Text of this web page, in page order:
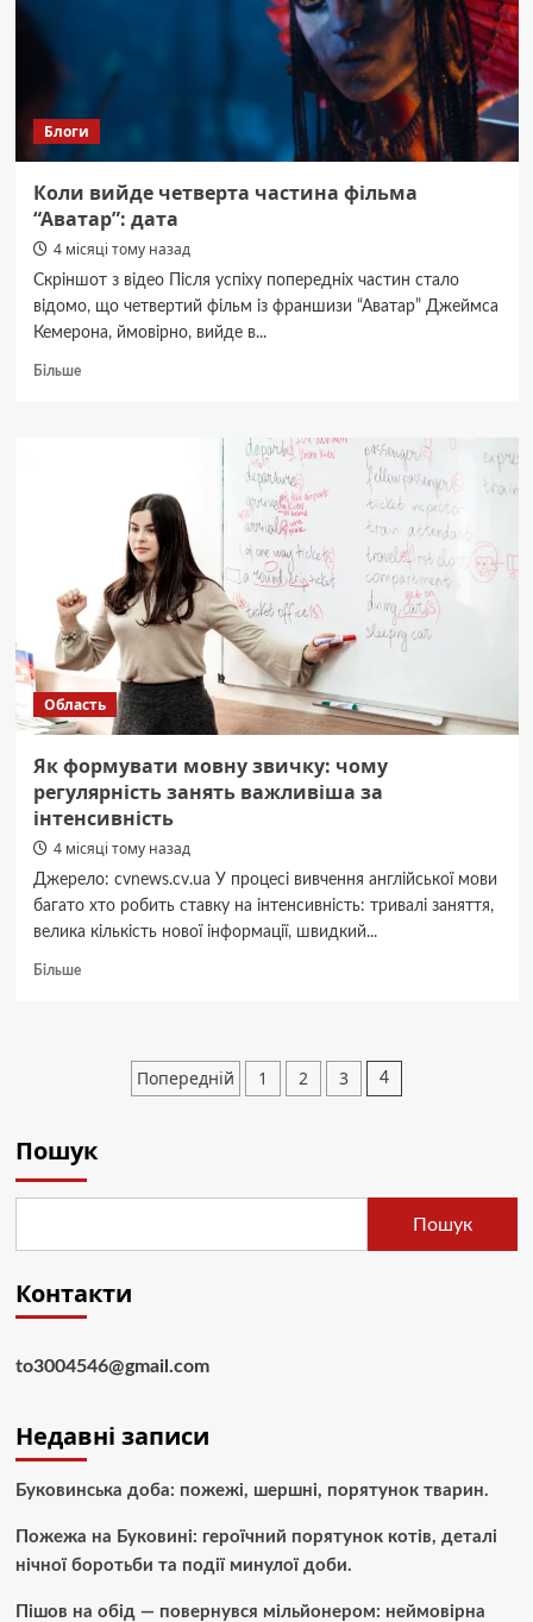
Блоги
Коли вийде четверта частина фільма
“Аватар”: дата
4 місяці тому назад
Скріншот з відео Після успіху попередніх частин стало
відомо, що четвертий фільм із франшизи “Аватар” Джеймса
Кемерона, ймовірно, вийде в...
БільшеДокладніше
“Аватар”:
Область
Як формувати мовну звичку: чому
регулярність занять важливіша за
інтенсивність
4 місяці тому назад
Джерело: cvnews.cv.ua У процесі вивчення англійської мови
багато хто робить ставку на інтенсивність: тривалі заняття,
велика кількість нової інформації, швидкий...
БільшеДокладніше
занять
Пагінація
Попередній 1 2 3 4
Пошук
Пошук
Контакти
to3004546@gmail.com
Недавні записи
Буковинська доба: пожежі, шершні, порятунок тварин.
Пожежа на Буковині: героїчний порятунок котів, деталі
нічної боротьби та події минулої доби.
Пішов на обід — повернувся мільйонером: неймовірна